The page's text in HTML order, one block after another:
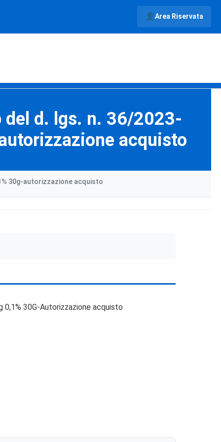
Area Riservata
del d. lgs. n. 36/2023-
acquisto
30g-autorizzazione acquisto
30G-Autorizzazione acquisto